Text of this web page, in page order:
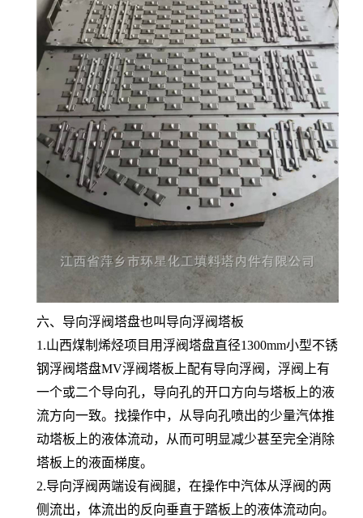
六、导向浮阀塔盘也叫导向浮阀塔板
1.山西煤制烯烃项目用浮阀塔盘直径1300mm小型不锈
钢浮阀塔盘MV浮阀塔板上配有导向浮阀，浮阀上有
一个或二个导向孔，导向孔的开口方向与塔板上的液
流方向一致。找操作中，从导向孔喷出的少量汽体推
动塔板上的液体流动，从而可明显减少甚至完全消除
塔板上的液面梯度。
2.导向浮阀两端设有阀腿，在操作中汽体从浮阀的两
侧流出，体流出的反向垂直于踏板上的液体流动向。